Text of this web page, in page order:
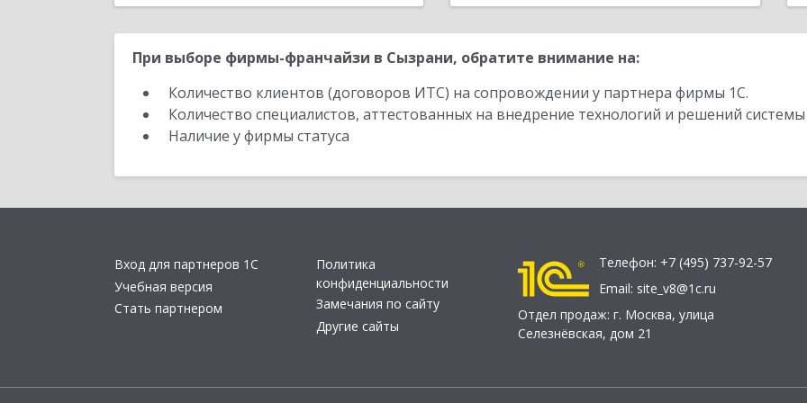
При выборе фирмы-франчайзи в Сызрани, обратите внимание на:
Количество клиентов (договоров ИТС) на сопровождении у партнера фирмы 1С.
Количество специалистов, аттестованных на внедрение технологий и решений
Наличие у фирмы статуса
Вход для партнеров 1С
Учебная версия
Стать партнером
Политика
конфиденциальности
Замечания по сайту
Другие сайты
Телефон: +7 (495) 737-92-57
Email: site_v8@1c.ru
Отдел продаж: г. Москва, улица
Селезнёвская, дом 21